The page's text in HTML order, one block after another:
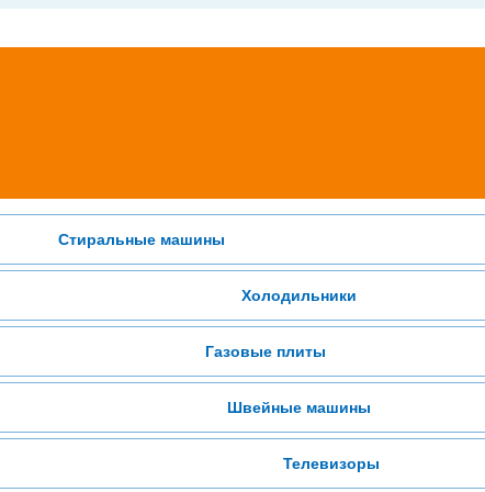
Стиральные машины
Холодильники
Газовые плиты
Швейные машины
Телевизоры